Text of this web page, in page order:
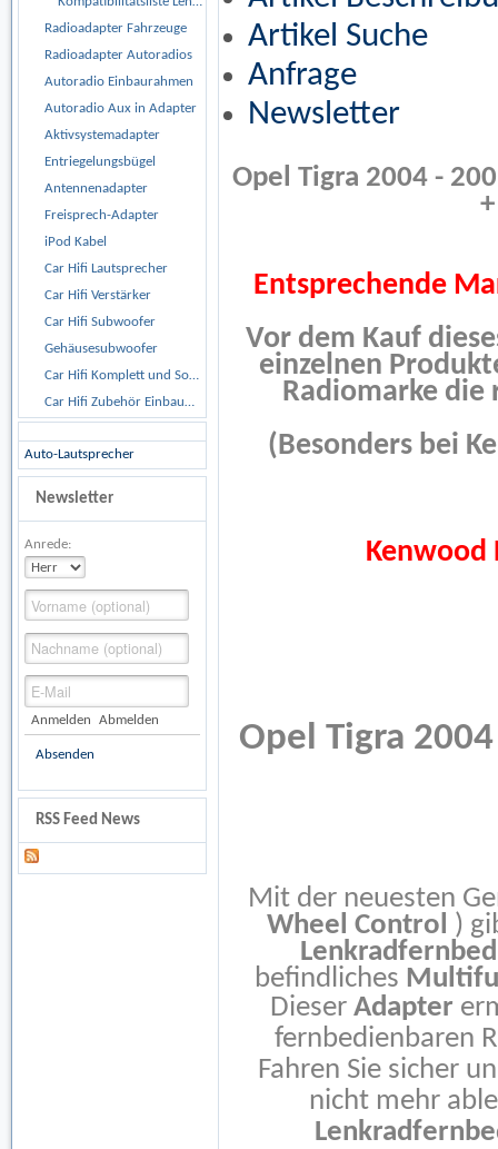
Radioadapter Fahrzeuge
Radioadapter Autoradios
Autoradio Einbaurahmen
Autoradio Aux in Adapter
Aktivsystemadapter
Entriegelungsbügel
Antennenadapter
Freisprech-Adapter
iPod Kabel
Car Hifi Lautsprecher
Car Hifi Verstärker
Car Hifi Subwoofer
Gehäusesubwoofer
Car Hifi Komplett und Sonderangebote
Car Hifi Zubehör Einbaumaterial
Auto-Lautsprecher
Newsletter
Anrede:
Anmelden Abmelden
Absenden
RSS Feed News
Artikel Suche
Anfrage
Newsletter
Opel Tigra 2004 -
Entsprechende
Vor dem Kauf
einzelnen
Radiomarke
(Besonders bei
Opel Tigra
Mit der neuesten
Wheel Control )
befindliches
Dieser Adapter
fernbedienbaren
Fahren Sie sicher
nicht mehr